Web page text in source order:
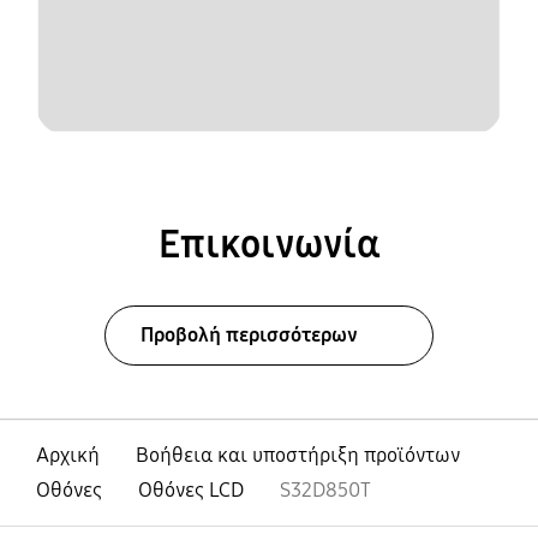
Επικοινωνία
Προβολή περισσότερων
Αρχική
Βοήθεια και υποστήριξη προϊόντων
Οθόνες
Οθόνες LCD S32D850T